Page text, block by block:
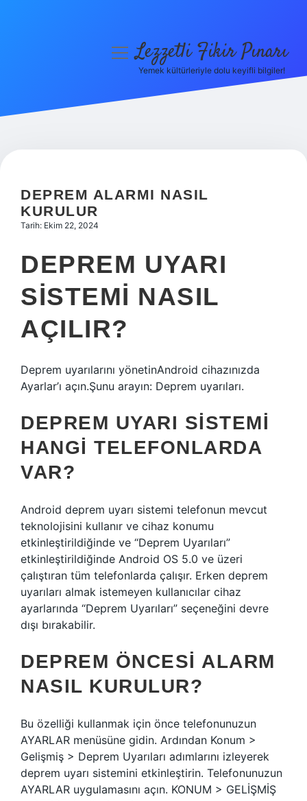
Hakkımızda
menüyüLezzetli Fikir Pınarı
Yemek kültürleriyle dolu keyifli bilgiler!
DEPREM ALARMI NASIL
KURULUR
Tarih: Ekim 22, 2024
DEPREM UYARI
SISTEMI NASIL
AÇILIR?
Deprem uyarılarını yönetinAndroid cihazınızda
Ayarlar’ı açın.Şunu arayın: Deprem uyarıları.
DEPREM UYARI SISTEMI
HANGI TELEFONLARDA
VAR?
Android deprem uyarı sistemi telefonun mevcut
teknolojisini kullanır ve cihaz konumu
etkinleştirildiğinde ve “Deprem Uyarıları”
etkinleştirildiğinde Android OS 5.0 ve üzeri
çalıştıran tüm telefonlarda çalışır. Erken deprem
uyarıları almak istemeyen kullanıcılar cihaz
ayarlarında “Deprem Uyarıları” seçeneğini devre
dışı bırakabilir.
DEPREM ÖNCESI ALARM
NASIL KURULUR?
Bu özelliği kullanmak için önce telefonunuzun
AYARLAR menüsüne gidin. Ardından Konum >
Gelişmiş > Deprem Uyarıları adımlarını izleyerek
deprem uyarı sistemini etkinleştirin. Telefonunuzun
AYARLAR uygulamasını açın. KONUM > GELİŞMİŞ